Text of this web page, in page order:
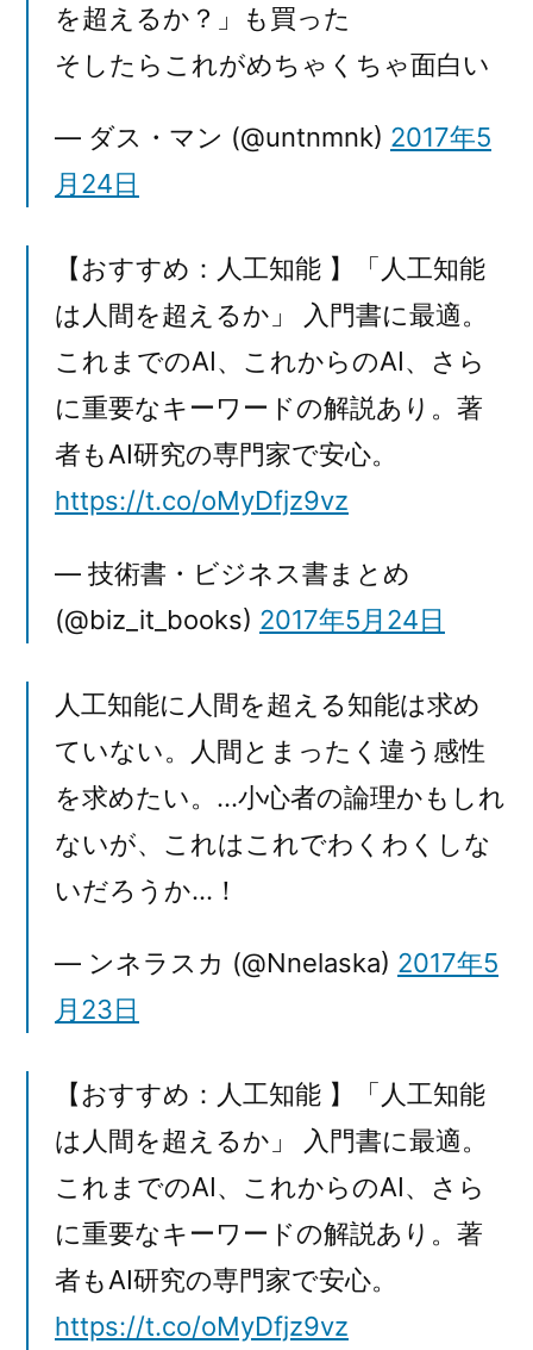
を超えるか？」も買った
そしたらこれがめちゃくちゃ面白い
— ダス・マン (@untnmnk) 2017年5
月24日
【おすすめ：人工知能 】「人工知能
は人間を超えるか」 入門書に最適。
これまでのAI、これからのAI、さら
に重要なキーワードの解説あり。著
者もAI研究の専門家で安心。
https://t.co/oMyDfjz9vz
— 技術書・ビジネス書まとめ
(@biz_it_books) 2017年5月24日
人工知能に人間を超える知能は求め
ていない。人間とまったく違う感性
を求めたい。…小心者の論理かもしれ
ないが、これはこれでわくわくしな
いだろうか…！
— ンネラスカ (@Nnelaska) 2017年5
月23日
【おすすめ：人工知能 】「人工知能
は人間を超えるか」 入門書に最適。
これまでのAI、これからのAI、さら
に重要なキーワードの解説あり。著
者もAI研究の専門家で安心。
https://t.co/oMyDfjz9vz